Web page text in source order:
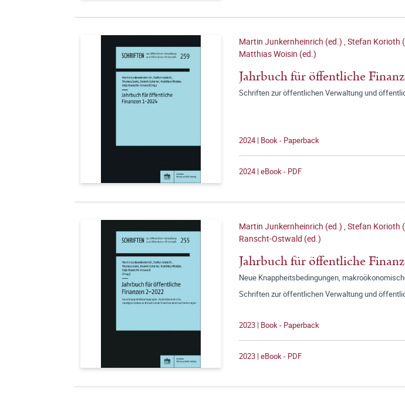
Martin Junkernheinrich (ed.) ,Stefan Korioth
Matthias Woisin (ed.)
Jahrbuch für öffentliche
Schriften zur öffentlichen Verwaltung und
2024 | Book - Paperback
2024 | eBook - PDF
Martin Junkernheinrich (ed.) ,Stefan Korioth
Ranscht-Ostwald (ed.)
Jahrbuch für öffentliche
Neue Knappheitsbedingungen,
Schriften zur öffentlichen Verwaltung und
2023 | Book - Paperback
2023 | eBook - PDF